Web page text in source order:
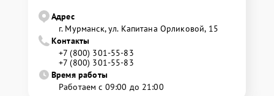
Адрес
г. Мурманск, ул. Капитана Орликовой, 15
Контакты
+7 (800) 301-55-83
+7 (800) 301-55-83
Время работы
Работаем с 09:00 до 21:00